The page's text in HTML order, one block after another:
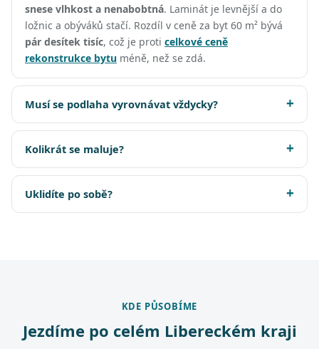
snese vlhkost a nenabobtná. Laminát je levnější a do
ložnic a obýváků stačí. Rozdíl v ceně za byt 60 m² bývá
pár desítek tisíc, což je proti celkové ceně
rekonstrukce bytu méně, než se zdá.
Musí se podlaha vyrovnávat vždycky?
Kolikrát se maluje?
Uklidíte po sobě?
KDE PŮSOBÍME
Jezdíme po celém Libereckém kraji